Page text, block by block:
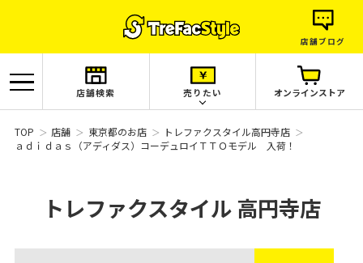
店舗ブログ
店舗検索 売りたい オンラインストア
TOP 店舗 東京都のお店
トレファクスタイル高円寺店
ａｄｉｄａｓ（アディダス）コーデュロイＴＴＯモデル 入荷！
トレファクスタイル 高円寺店